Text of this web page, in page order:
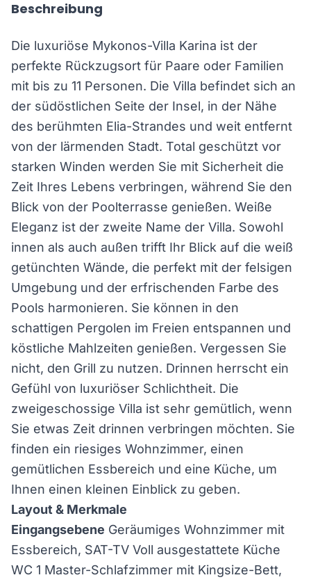
Beschreibung
Die luxuriöse Mykonos-Villa Karina ist der
perfekte Rückzugsort für Paare oder Familien
mit bis zu 11 Personen. Die Villa befindet sich an
der südöstlichen Seite der Insel, in der Nähe
des berühmten Elia-Strandes und weit entfernt
von der lärmenden Stadt. Total geschützt vor
starken Winden werden Sie mit Sicherheit die
Zeit Ihres Lebens verbringen, während Sie den
Blick von der Poolterrasse genießen. Weiße
Eleganz ist der zweite Name der Villa. Sowohl
innen als auch außen trifft Ihr Blick auf die weiß
getünchten Wände, die perfekt mit der felsigen
Umgebung und der erfrischenden Farbe des
Pools harmonieren. Sie können in den
schattigen Pergolen im Freien entspannen und
köstliche Mahlzeiten genießen. Vergessen Sie
nicht, den Grill zu nutzen. Drinnen herrscht ein
Gefühl von luxuriöser Schlichtheit. Die
zweigeschossige Villa ist sehr gemütlich, wenn
Sie etwas Zeit drinnen verbringen möchten. Sie
finden ein riesiges Wohnzimmer, einen
gemütlichen Essbereich und eine Küche, um
Ihnen einen kleinen Einblick zu geben.
Layout & Merkmale
Eingangsebene Geräumiges Wohnzimmer mit
Essbereich, SAT-TV Voll ausgestattete Küche
WC 1 Master-Schlafzimmer mit Kingsize-Bett,